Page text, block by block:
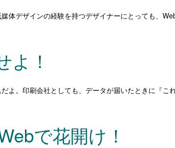
体デザインの経験を持つデザイナーにとっても、
よ！
よ。印刷会社としても、データが届いたときに『
で花開け！